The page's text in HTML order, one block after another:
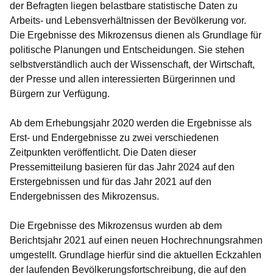
der Befragten liegen belastbare statistische Daten zu
Arbeits- und Lebensverhältnissen der Bevölkerung vor.
Die Ergebnisse des Mikrozensus dienen als Grundlage für
politische Planungen und Entscheidungen. Sie stehen
selbstverständlich auch der Wissenschaft, der Wirtschaft,
der Presse und allen interessierten Bürgerinnen und
Bürgern zur Verfügung.
Ab dem Erhebungsjahr 2020 werden die Ergebnisse als
Erst- und Endergebnisse zu zwei verschiedenen
Zeitpunkten veröffentlicht. Die Daten dieser
Pressemitteilung basieren für das Jahr 2024 auf den
Erstergebnissen und für das Jahr 2021 auf den
Endergebnissen des Mikrozensus.
Die Ergebnisse des Mikrozensus wurden ab dem
Berichtsjahr 2021 auf einen neuen Hochrechnungsrahmen
umgestellt. Grundlage hierfür sind die aktuellen Eckzahlen
der laufenden Bevölkerungsfortschreibung, die auf den